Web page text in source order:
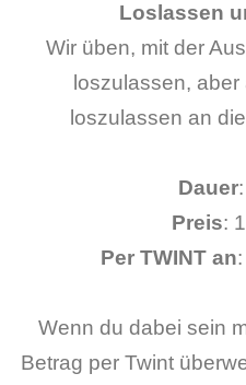
Loslassen
Wir üben, mit der
loszulassen,
loszulassen an
Dauer
Preis:
Per TWINT an
Wenn du dabei sein
Betrag per Twint